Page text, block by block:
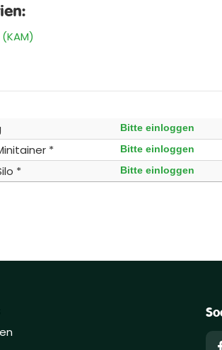
Bitte einloggen
* Bitte einloggen
* Bitte einloggen